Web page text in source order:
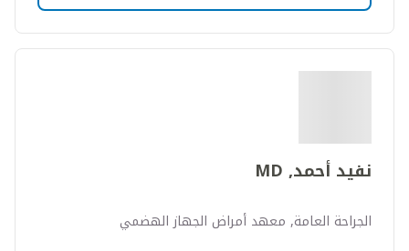
نفيد أحمد, MD
الجراحة العامة, معهد أمراض الجهاز الهضمي